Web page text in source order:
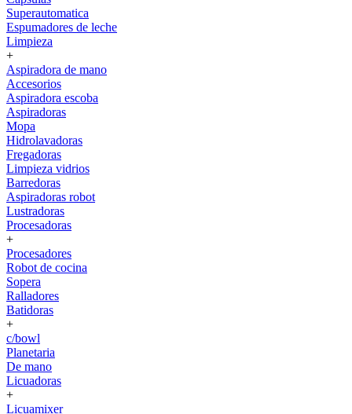
Superautomatica
Espumadores de leche
Limpieza
+
Aspiradora de mano
Accesorios
Aspiradora escoba
Aspiradoras
Mopa
Hidrolavadoras
Fregadoras
Limpieza vidrios
Barredoras
Aspiradoras robot
Lustradoras
Procesadoras
+
Procesadores
Robot de cocina
Sopera
Ralladores
Batidoras
+
c/bowl
Planetaria
De mano
Licuadoras
+
Licuamixer